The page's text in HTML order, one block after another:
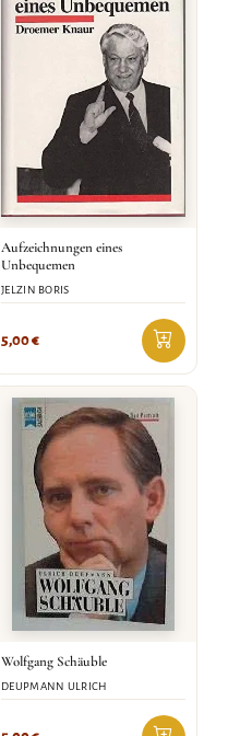
Aufzeichnungen eines
Unbequemen
JELZIN BORIS
5,00€
Wolfgang Schäuble
DEUPMANN ULRICH